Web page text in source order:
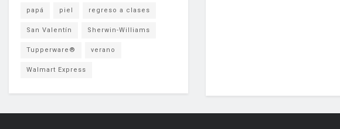
papá piel regreso a clases
San Valentín Sherwin-Williams
Tupperware® verano
Walmart Express